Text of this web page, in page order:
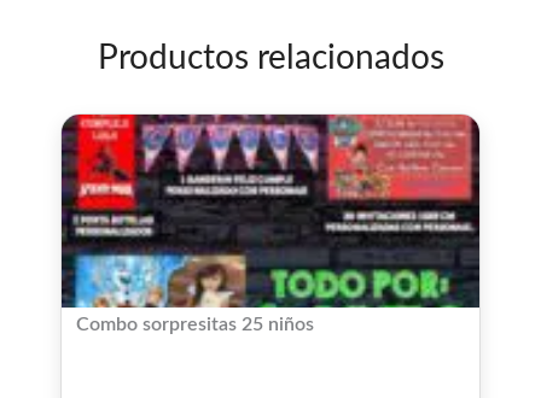
Productos relacionados
Combo sorpresitas 25 niños